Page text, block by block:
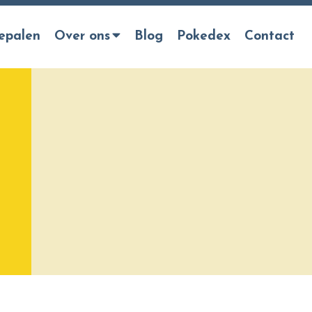
Over ons Blog Pokedex Contact